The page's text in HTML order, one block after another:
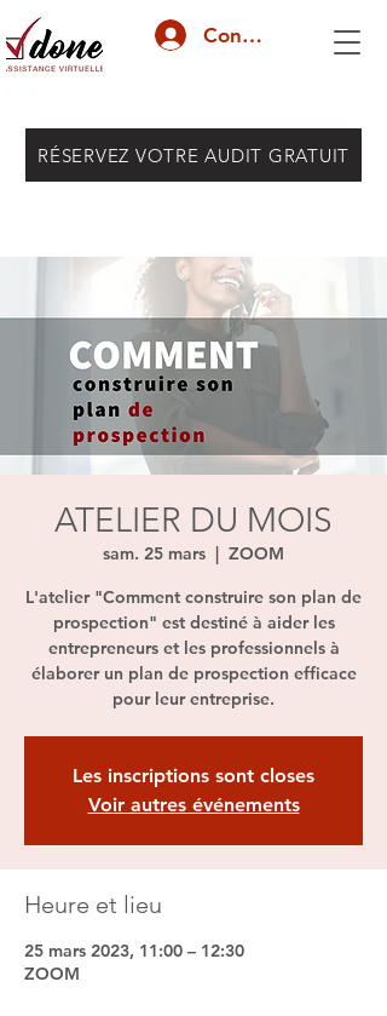
Connexion
RÉSERVEZ VOTRE AUDIT GRATUIT
ATELIER DU MOIS
sam. 25 mars
  |
ZOOM
L'atelier "Comment construire son plan de
prospection" est destiné à aider les
entrepreneurs et les professionnels à
élaborer un plan de prospection efficace
pour leur entreprise.
Les inscriptions sont closes
Voir autres événements
Heure et lieu
25 mars 2023, 11:00 – 12:30
ZOOM